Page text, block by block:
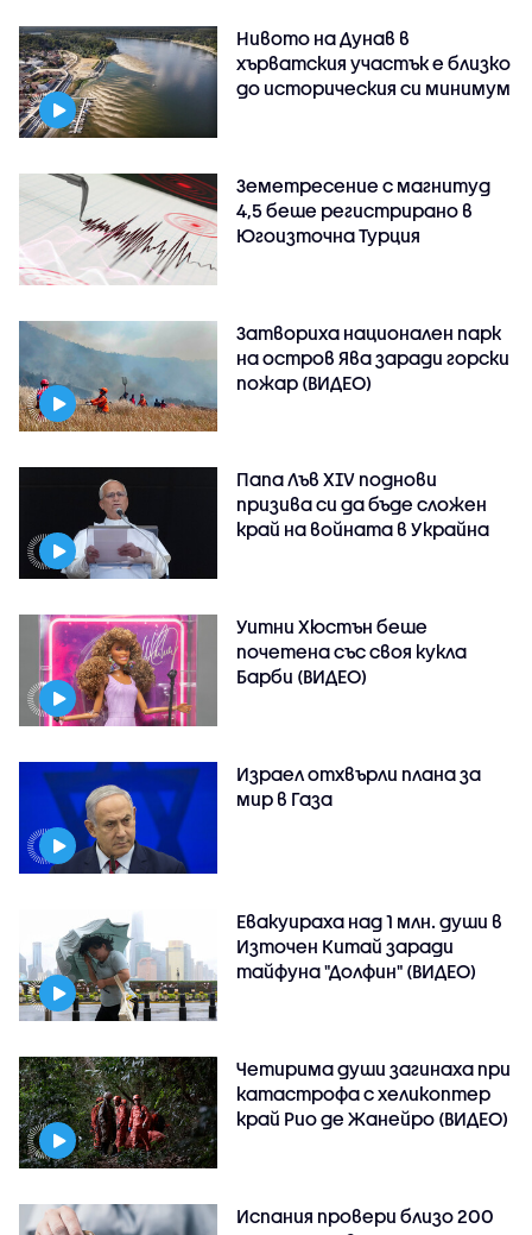
Нивото на Дунав в
хърватския участък е близко
до историческия си минимум
Земетресение с магнитуд
4,5 беше регистрирано в
Югоизточна Турция
Затвориха национален парк
на остров Ява заради горски
пожар (ВИДЕО)
Папа Лъв XIV поднови
призива си да бъде сложен
край на войната в Украйна
Уитни Хюстън беше
почетена със своя кукла
Барби (ВИДЕО)
Израел отхвърли плана за
мир в Газа
Евакуираха над 1 млн. души в
Източен Китай заради
тайфуна "Долфин" (ВИДЕО)
Четирима души загинаха при
катастрофа с хеликоптер
край Рио де Жанейро (ВИДЕО)
Испания провери близо 200